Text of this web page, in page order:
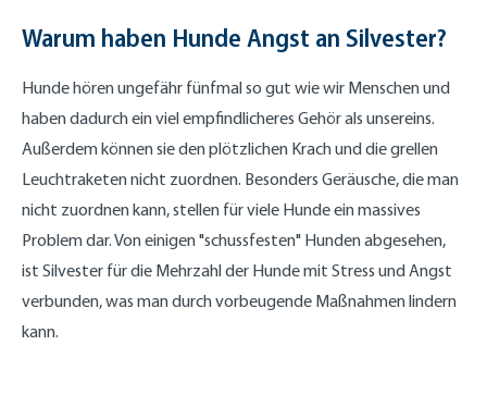
Warum haben Hunde Angst an Silvester?
Hunde hören ungefähr fünfmal so gut wie wir Menschen und
haben dadurch ein viel empfindlicheres Gehör als unsereins.
Außerdem können sie den plötzlichen Krach und die grellen
Leuchtraketen nicht zuordnen. Besonders Geräusche, die man
nicht zuordnen kann, stellen für viele Hunde ein massives
Problem dar. Von einigen "schussfesten" Hunden abgesehen,
ist Silvester für die Mehrzahl der Hunde mit Stress und Angst
verbunden, was man durch vorbeugende Maßnahmen lindern
kann.